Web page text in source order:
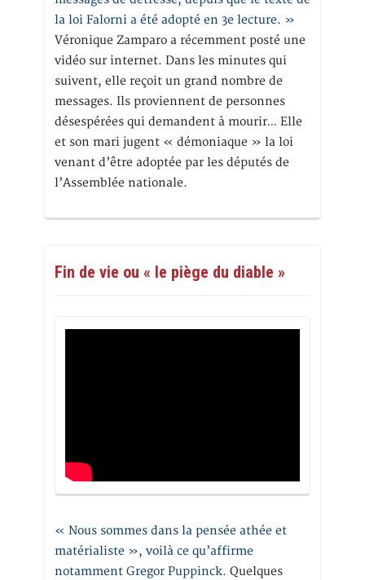
la loi Falorni a été adopté en 3e lecture. »
Véronique Zamparo a récemment posté une
vidéo sur internet. Dans les minutes qui
suivent, elle reçoit un grand nombre de
messages. Ils proviennent de personnes
désespérées qui demandent à mourir… Elle
et son mari jugent « démoniaque » la loi
venant d’être adoptée par les députés de
l’Assemblée nationale.
Fin de vie ou « le piège du diable »
« Nous sommes dans la pensée athée et
matérialiste », voilà ce qu’affirme
notamment Gregor Puppinck. Quelques